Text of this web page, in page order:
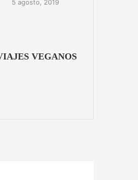
5 agosto, 2019
VEGANOS